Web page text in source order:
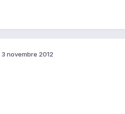
3 novembre 2012